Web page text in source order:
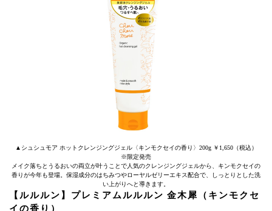
▲シュシュモア ホットクレンジングジェル〈キンモクセイの香り〉200g ￥1,650（税込）
※限定発売
メイク落ちとうるおいの両立が叶うことで人気のクレンジングジェルから、キンモクセイの
香りが今年も登場。保湿成分のはちみつやローヤルゼリーエキス配合で、しっとりとした洗
い上がりへと導きます。
【ルルルン】プレミアムルルルン 金木犀（キンモクセ
イの香り）